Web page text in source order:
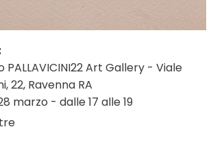
PALLAVICINI22 Art Gallery - Viale
22, Ravenna RA
marzo - dalle 17 alle 19